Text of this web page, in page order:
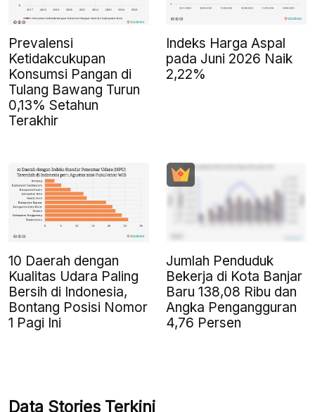
Prevalensi
Ketidakcukupan
Konsumsi Pangan di
Tulang Bawang Turun
0,13% Setahun
Terakhir
Indeks Harga Aspal
pada Juni 2026 Naik
2,22%
10 Daerah dengan
Kualitas Udara Paling
Bersih di Indonesia,
Bontang Posisi Nomor
1 Pagi Ini
Jumlah Penduduk
Bekerja di Kota Banjar
Baru 138,08 Ribu dan
Angka Pengangguran
4,76 Persen
Data Stories Terkini